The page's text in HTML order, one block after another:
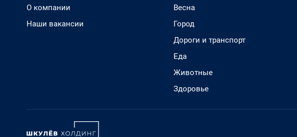
О компании
Наши вакансии
Весна
Город
Дороги и транспорт
Еда
Животные
Здоровье